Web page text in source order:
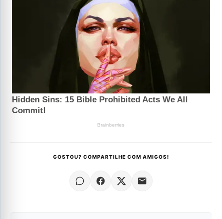
GOSTOU? COMPARTILHE COM AMIGOS!